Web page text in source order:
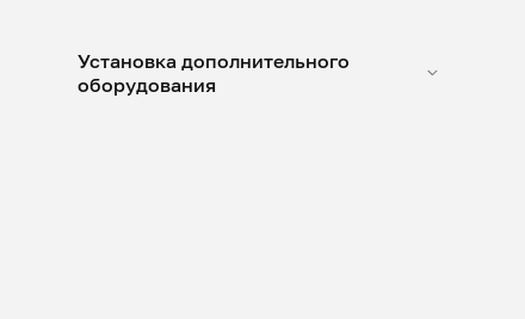
Установка дополнительного
оборудования